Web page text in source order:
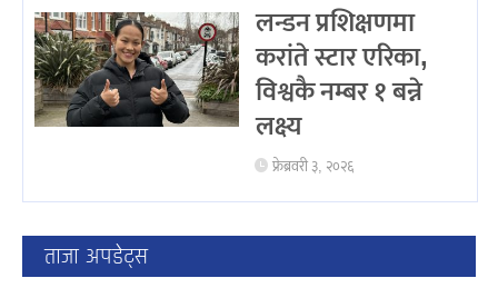
लन्डन प्रशिक्षणमा
करांते स्टार एरिका,
विश्वकै नम्बर १ बन्ने
लक्ष्य
फ्रेब्रवरी ३, २०२६
ताजा अपडेट्स